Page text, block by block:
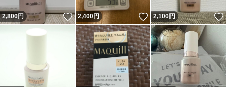
2,800円 いいね！
2,400円 いいね！
2,100円